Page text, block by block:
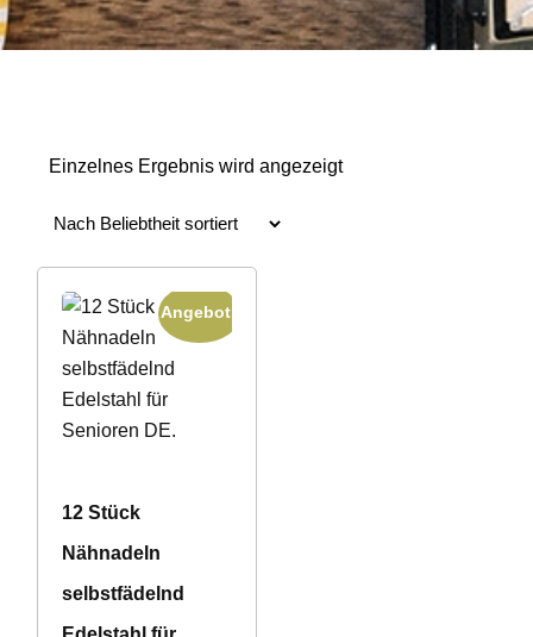
Einzelnes Ergebnis wird angezeigt
Angebot!
12 Stück
Nähnadeln
selbstfädelnd